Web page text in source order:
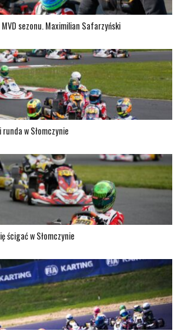
sezonu. Maximilian Safarzyński
w Słomczynie
ścigać w Słomczynie